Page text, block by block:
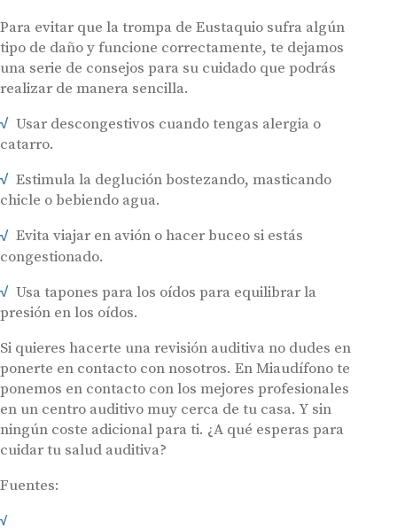
Para evitar que la trompa de Eustaquio sufra algún
tipo de daño y funcione correctamente, te dejamos
una serie de consejos para su cuidado que podrás
realizar de manera sencilla.
Usar descongestivos cuando tengas alergia o
catarro.
Estimula la deglución bostezando, masticando
chicle o bebiendo agua.
Evita viajar en avión o hacer buceo si estás
congestionado.
Usa tapones para los oídos para equilibrar la
presión en los oídos.
Si quieres hacerte una revisión auditiva no dudes en
ponerte en contacto con nosotros. En Miaudífono te
ponemos en contacto con los mejores profesionales
en un centro auditivo muy cerca de tu casa. Y sin
ningún coste adicional para ti. ¿A qué esperas para
cuidar tu salud auditiva?
Fuentes: